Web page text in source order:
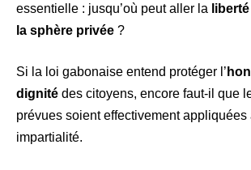
essentielle : jusqu’où peut aller la
la sphère privée ?
Si la loi gabonaise entend protéger l’
dignité des citoyens, encore faut-il que
prévues soient effectivement appliquées
impartialité.